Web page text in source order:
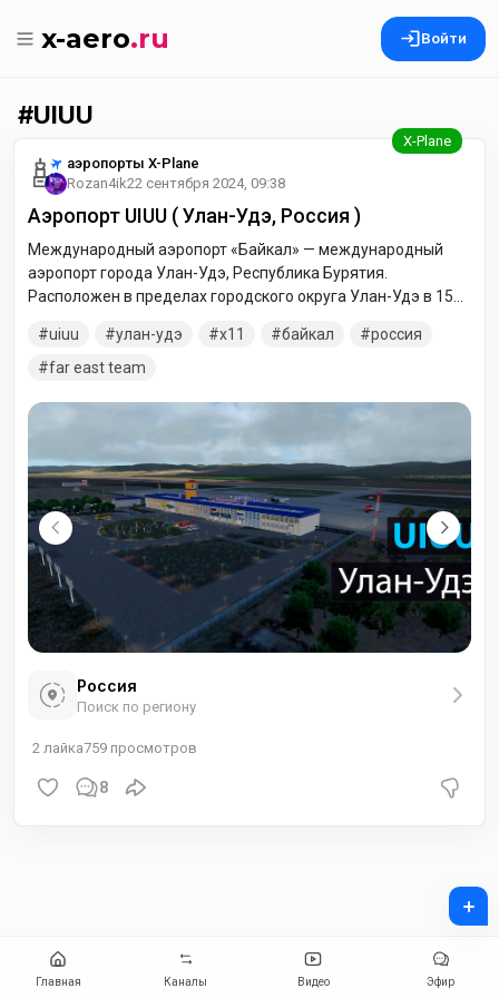
x-aero.ru Войти
UIUU
аэропорты X-Plane
Rozan4ik22 сентября 2024, 09:38
Аэропорт UIUU ( Улан-Удэ, Россия )
Международный аэропорт «Байкал» — международный
аэропорт города Улан-Удэ, Республика Бурятия.
Расположен в пределах городского округа Улан-Удэ в 15
Байкал. С 2017 года Росавиация предоставила аэропорту
пятую степень свободы.
uiuu улан-удэ x11 байкал
россия
far east team
Россия
Поиск по региону
2 лайка759 просмотров
8
Главная Каналы Видео Эфир
+